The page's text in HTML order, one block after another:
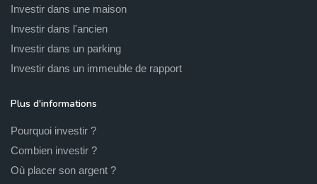
Investir dans une maison
Investir dans l'ancien
Investir dans un parking
Investir dans un immeuble de rapport
Plus d'informations
Pourquoi investir ?
Combien investir ?
Où placer son argent ?